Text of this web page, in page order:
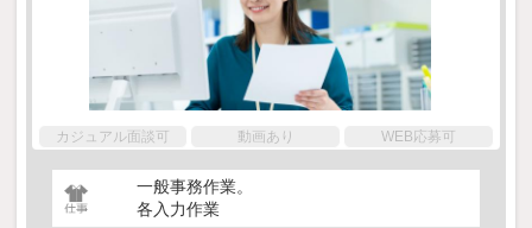
カジュアル面談可 動画あり WEB応募可
一般事務作業。
各入力作業